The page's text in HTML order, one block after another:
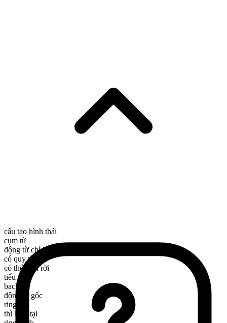
cấu tạo hình thái
cụm từ
động từ chỉ hành động
có quy tắc
có thể tách rời
tiểu từ
back
động từ gốc
ring
thì hiện tại